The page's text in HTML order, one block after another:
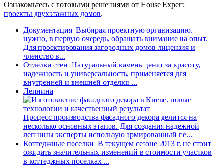
Ознакомьтесь с готовыми решениями от House Expert:
проекты двухэтажных домов.
Документация Выбирая проектную организацию,
нужно, в первую очередь, обращать внимание на опыт.
Для проектирования загородных домов лицензия и
членство в...
Отделка стен Натуральный камень ценят за красоту,
надежность и универсальность, применяется для
внутренней и внешней отделки ...
Лепнина
Процесс производства фасадного декора делится на
несколько основных этапов. Для создания надежной
лепнины эксперты использую армированный пе...
Коттеджные поселки В текущем сезоне 2013 г. не стоит
ожидать значительных изменений в стоимости участков
в коттеджных поселках ...